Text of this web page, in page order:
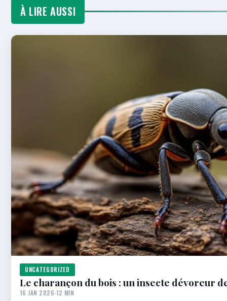
À LIRE AUSSI
UNCATEGORIZED
Le charançon du bois : un insecte dévoreur
16 JAN 2026·12 MIN